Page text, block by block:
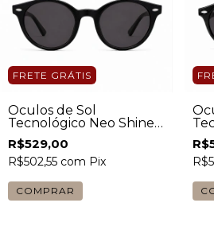
FRETE GRÁTIS
Óculos de Sol
Tecnológico Neo Shine
Redondo Preto Unissex
R$529,00
R$502,55 com Pix